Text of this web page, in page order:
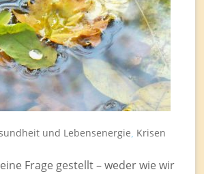
und Lebensenergie Krisen
Frage gestellt – weder wie wir